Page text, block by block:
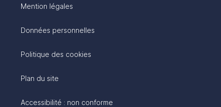
Mention légales
Données personnelles
Politique des cookies
Plan du site
Accessibilité : non conforme